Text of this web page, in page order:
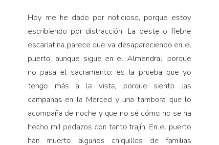
Hoy me he dado por noticioso, porque estoy
escribiendo por distracción. La peste o fiebre
escarlatina parece que va desapareciendo en el
puerto, aunque sigue en el Almendral, porque
no pasa el sacramento: es la prueba que yo
tengo más a la vista, porque siento las
campanas en la Merced y una tambora que lo
acompaña de noche y que no sé cómo no se ha
hecho mil pedazos con tanto trajín. En el puerto
han muerto algunos chiquillos de familias